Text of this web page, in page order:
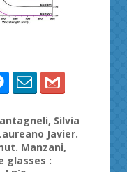
, Silvia
Javier.
. Manzani,
glasses :